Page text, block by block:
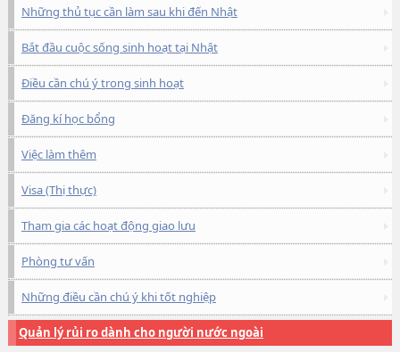
Những thủ tục cần làm sau khi đến Nhật
Bắt đầu cuộc sống sinh hoạt tại Nhật
Điều cần chú ý trong sinh hoạt
Đăng kí học bổng
Việc làm thêm
Visa (Thị thực)
Tham gia các hoạt động giao lưu
Phòng tư vấn
Những điều cần chú ý khi tốt nghiệp
Quản lý rủi ro dành cho người nước ngoài